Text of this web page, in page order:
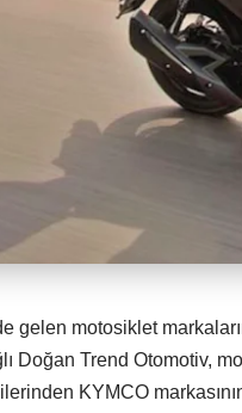
gelen motosiklet
Doğan Trend Otomotiv,
KYMCO